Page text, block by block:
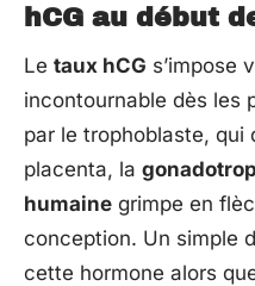
hCG au début
Le taux hCG s’impose
incontournable dès les
par le trophoblaste, qui
placenta, la
humaine grimpe en
conception. Un simple
cette hormone alors